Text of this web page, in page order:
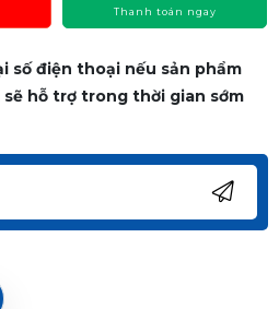
Thanh toán ngay
số điện thoại nếu sản phẩm
hỗ trợ trong thời gian sớm